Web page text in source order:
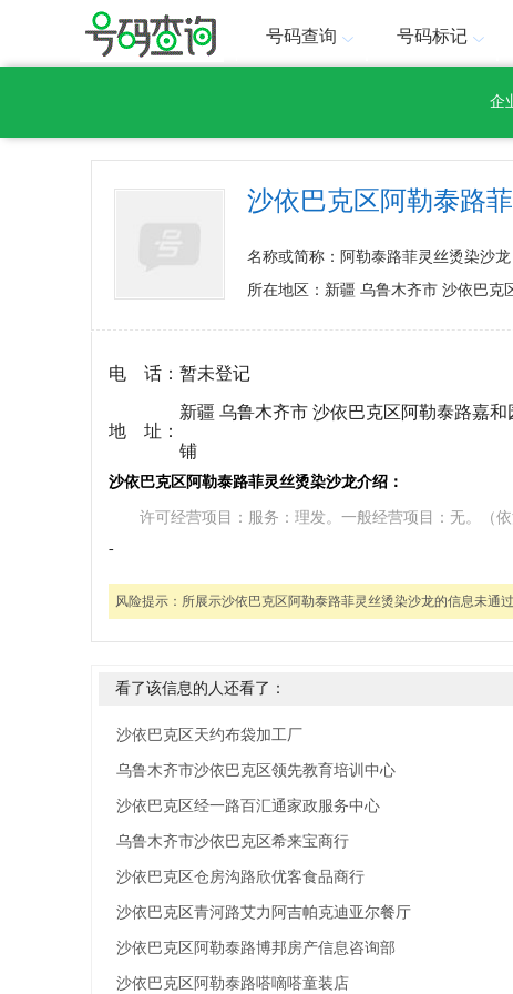
号码查询 号码标记
企
沙依巴克区阿勒泰路
名称或简称：阿勒泰路菲灵丝烫染沙龙
所在地区：新疆 乌鲁木齐市 沙依巴克
电 话： 暂未登记
地 址：
新疆 乌鲁木齐市 沙依巴克区阿勒泰路嘉
铺
沙依巴克区阿勒泰路菲灵丝烫染沙龙介绍：
许可经营项目：服务：理发。一般经营项目：无。（
-
风险提示： 所展示沙依巴克区阿勒泰路菲灵丝烫染沙龙的信息未通
看了该信息的人还看了：
沙依巴克区天约布袋加工厂
乌鲁木齐市沙依巴克区领先教育培训中心
沙依巴克区经一路百汇通家政服务中心
乌鲁木齐市沙依巴克区希来宝商行
沙依巴克区仓房沟路欣优客食品商行
沙依巴克区青河路艾力阿吉帕克迪亚尔餐厅
沙依巴克区阿勒泰路博邦房产信息咨询部
沙依巴克区阿勒泰路嗒嘀嗒童装店